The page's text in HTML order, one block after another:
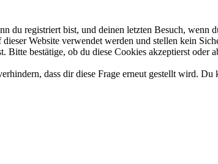
du registriert bist, und deinen letzten Besuch, wenn
Website verwendet werden und stellen kein
Bitte bestätige, ob du diese Cookies akzeptierst oder
dass dir diese Frage erneut gestellt wird.